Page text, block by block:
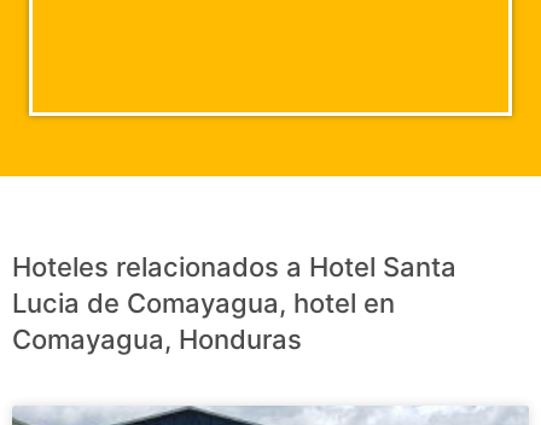
Hoteles relacionados a Hotel Santa
Lucia de Comayagua, hotel en
Comayagua, Honduras